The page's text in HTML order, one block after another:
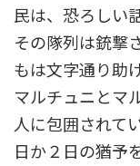
民は、恐ろしい
その隊列は銃撃
もは文字通り助
マルチュニとマ
人に包囲されて
日か２日の猶予